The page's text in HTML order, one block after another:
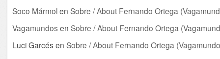
Soco Mármolen Sobre / About Fernando Ortega
Vagamundos en Sobre / About Fernando Ortega
Luci Garcés en Sobre / About Fernando Ortega